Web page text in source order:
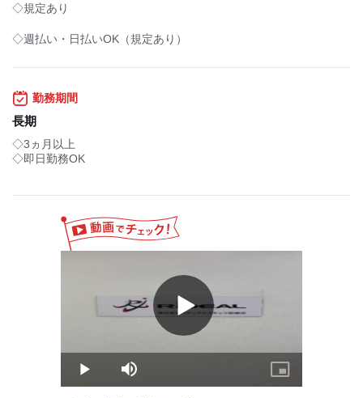
◇規定あり
◇週払い・日払いOK（規定あり）
勤務期間
長期
◇3ヵ月以上
◇即日勤務OK
Play
Play Mute
Picture-
in-